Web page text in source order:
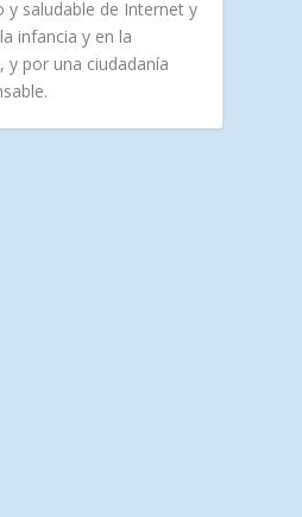
y saludable de Internet y
infancia y en la
y por una ciudadanía